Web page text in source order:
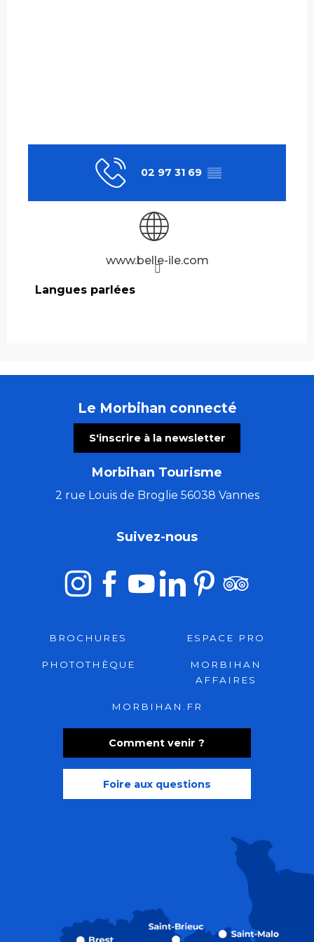
02 97 31 69 ▒▒
www.belle-ile.com
Langues parlées
Langues parlées
Le Morbihan connecté
S'inscrire à la newsletter
Morbihan Tourisme
2 rue Louis de Broglie 56038 Vannes
Comment venir ?
Foire aux questions
Suivez-nous
BROCHURES ESPACE PRO
PHOTOTHÈQUE
MORBIHAN
AFFAIRES
MORBIHAN.FR